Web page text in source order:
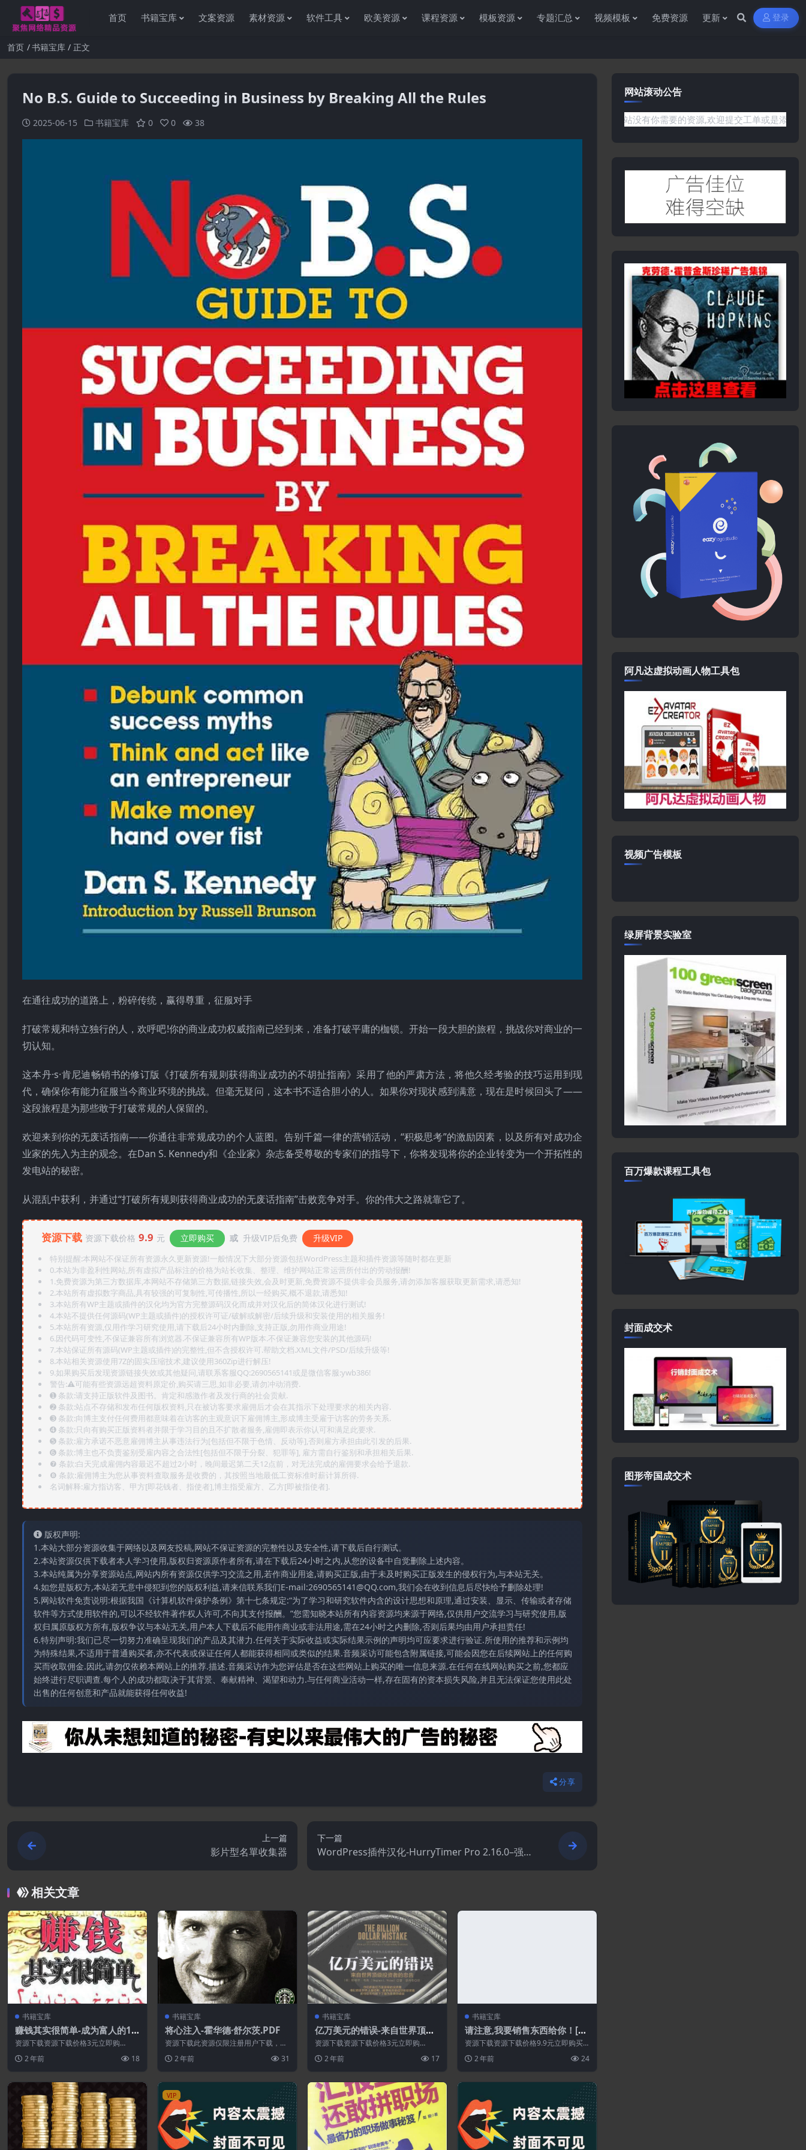
首页 书籍宝库 文案资源 素材资源 软件工具 欧美资源 课程资源 模板资源 专题汇总 视频模板 免费资源 更新 登录
首页 书籍宝库 正文
No B.S. Guide to Succeeding in Business by Breaking All the Rules
2025-06-15 书籍宝库 0 0 38
在通往成功的道路上，粉碎传统，赢得尊重，征服对手
打破常规和特立独行的人，欢呼吧!你的商业成功权威指南已经到来，准备打破平庸的枷锁。开始一段大胆的旅程，挑战你对商业的一
切认知。
这本丹·s·肯尼迪畅销书的修订版《打破所有规则获得商业成功的不胡扯指南》采用了他的严肃方法，将他久经考验的技巧运用到现
代，确保你有能力征服当今商业环境的挑战。但毫无疑问，这本书不适合胆小的人。如果你对现状感到满意，现在是时候回头了——
这段旅程是为那些敢于打破常规的人保留的。
欢迎来到你的无废话指南——你通往非常规成功的个人蓝图。告别千篇一律的营销活动，“积极思考”的激励因素，以及所有对成功企
业家的先入为主的观念。在Dan S. Kennedy和《企业家》杂志备受尊敬的专家们的指导下，你将发现将你的企业转变为一个开拓性的
发电站的秘密。
从混乱中获利，并通过“打破所有规则获得商业成功的无废话指南”击败竞争对手。你的伟大之路就靠它了。
资源下载 资源下载价格 9.9 元 立即购买 或 升级VIP后免费 升级VIP
特别提醒:本网站不保证所有资源永久更新资源!一般情况下大部分资源包括WordPress主题和插件资源等随时都在更新
0.本站为非盈利性网站,所有虚拟产品标注的价格为站长收集、整理、维护网站正常运营所付出的劳动报酬!
1.免费资源为第三方数据库,本网站不存储第三方数据,链接失效,会及时更新,免费资源不提供非会员服务,请勿添加客服获取更新需求,请悉知!
2.本站所有虚拟数字商品,具有较强的可复制性,可传播性,所以一经购买,概不退款,请悉知!
3.本站所有WP主题或插件的汉化均为官方完整源码汉化而成并对汉化后的简体汉化进行测试!
4.本站不提供任何源码(WP主题或插件)的授权许可证/破解或解密/后续升级和安装使用的相关服务!
5.本站所有资源,仅用作学习研究使用,请下载后24小时内删除,支持正版,勿用作商业用途!
6.因代码可变性,不保证兼容所有浏览器.不保证兼容所有WP版本.不保证兼容您安装的其他源码!
7.本站保证所有源码(WP主题或插件)的完整性,但不含授权许可.帮助文档.XML文件/PSD/后续升级等!
8.本站相关资源使用7Z的固实压缩技术,建议使用360Zip进行解压!
9.如果购买后发现资源链接失效或其他疑问,请联系客服QQ:2690565141或是微信客服:ywb386!
警告:⚠️可能有些资源远超资料原定价,购买请三思,如非必要,请勿冲动消费.
➊️ 条款:请支持正版软件及图书。肯定和感激作者及发行商的社会贡献.
➋️ 条款:站点不存储和发布任何版权资料,只在被访客要求雇佣后才会在其指示下处理要求的相关内容.
➌️ 条款:向博主支付任何费用都意味着在访客的主观意识下雇佣博主,形成博主受雇于访客的劳务关系.
➍️ 条款:只向有购买正版资料者并限于学习目的且不扩散者服务,雇佣即表示你认可和满足此要求.
➎ 条款:雇方承诺不恶意雇佣博主从事违法行为[包括但不限于色情、反动等],否则雇方承担由此引发的后果.
➏️ 条款:博主也不负责鉴别受雇内容之合法性[包括但不限于分裂、犯罪等], 雇方需自行鉴别和承担相关后果.
❼ 条款:白天完成雇佣内容最迟不超过2小时，晚间最迟第二天12点前，对无法完成的雇佣要求会给予退款.
❽ 条款:雇佣博主为您从事资料查取服务是收费的，其按照当地最低工资标准时薪计算所得.
名词解释:雇方指访客、甲方[即花钱者、指使者],博主指受雇方、乙方[即被指使者].
版权声明:
1.本站大部分资源收集于网络以及网友投稿,网站不保证资源的完整性以及安全性,请下载后自行测试。
2.本站资源仅供下载者本人学习使用,版权归资源原作者所有,请在下载后24小时之内,从您的设备中自觉删除上述内容。
3.本站纯属为分享资源站点,网站内所有资源仅供学习交流之用,若作商业用途,请购买正版,由于未及时购买正版发生的侵权行为,与本站无关。
4.如您是版权方,本站若无意中侵犯到您的版权利益,请来信联系我们E-mail:2690565141@QQ.com,我们会在收到信息后尽快给予删除处理!
5.网站软件免责说明:根据我国《计算机软件保护条例》第十七条规定:“为了学习和研究软件内含的设计思想和原理,通过安装、显示、传输或者存储
软件等方式使用软件的,可以不经软件著作权人许可,不向其支付报酬。”您需知晓本站所有内容资源均来源于网络,仅供用户交流学习与研究使用,版
权归属原版权方所有,版权争议与本站无关,用户本人下载后不能用作商业或非法用途,需在24小时之内删除,否则后果均由用户承担责任!
6.特别声明:我们已尽一切努力准确呈现我们的产品及其潜力.任何关于实际收益或实际结果示例的声明均可应要求进行验证.所使用的推荐和示例均
为特殊结果,不适用于普通购买者,亦不代表或保证任何人都能获得相同或类似的结果.音频采访可能包含附属链接,可能会因您在后续网站上的任何购
买而收取佣金.因此,请勿仅依赖本网站上的推荐.描述.音频采访作为您评估是否在这些网站上购买的唯一信息来源.在任何在线网站购买之前,您都应
始终进行尽职调查.每个人的成功都取决于其背景、奉献精神、渴望和动力.与任何商业活动一样,存在固有的资本损失风险,并且无法保证您使用此处
出售的任何创意和产品就能获得任何收益!
分享
上一篇
影片型名單收集器
下一篇
WordPress插件汉化-HurryTimer Pro 2.16.0–强大
的WordPress紧急倒计时器
相关文章
书籍宝库
赚钱其实很简单-成为富人的10
8条捷径.PDF
资源下载资源下载价格3元立即购
2 年前 18
书籍宝库
将心注入-霍华德·舒尔茨.PDF
资源下载此资源仅限注册用户下载，请
永久更新资...
2 年前 31
书籍宝库
亿万美元的错误-来自世界顶级
投资者的忠告.PDF
资源下载资源下载价格3元立即购
2 年前 17
书籍宝库
请注意,我要销售东西给你！[P
DF文档]
资源下载资源下载价格9.9元立即购买
新资源!...
2 年前 24
VIP
网站滚动公告
感谢您访问资源杂货铺获取各种信息资源!如果遇到任何问题或是网站没有你需要的资源,欢迎提交工单或是添加客服微信
阿凡达虚拟动画人物工具包
视频广告模板
绿屏背景实验室
百万爆款课程工具包
封面成交术
图形帝国成交术